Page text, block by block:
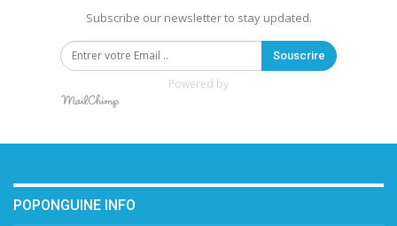
Subscribe our newsletter to stay updated.
Souscrire
Powered by
POPONGUINE INFO